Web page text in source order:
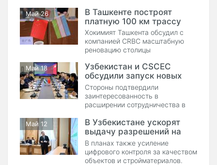
«Узатом».
Май 26
В Ташкенте построят
платную 100 км трассу
Хокимият Ташкента обсудил с
компанией CRBC масштабную
реновацию столицы
Май 18
Узбекистан и CSCEC
обсудили запуск новых
стройпроектов
Стороны подтвердили
заинтересованность в
расширении сотрудничества в
энергетики.
Май 12
В Узбекистане ускорят
выдачу разрешений на
строительство
В планах также усиление
цифрового контроля за качеством
объектов и стройматериалов.